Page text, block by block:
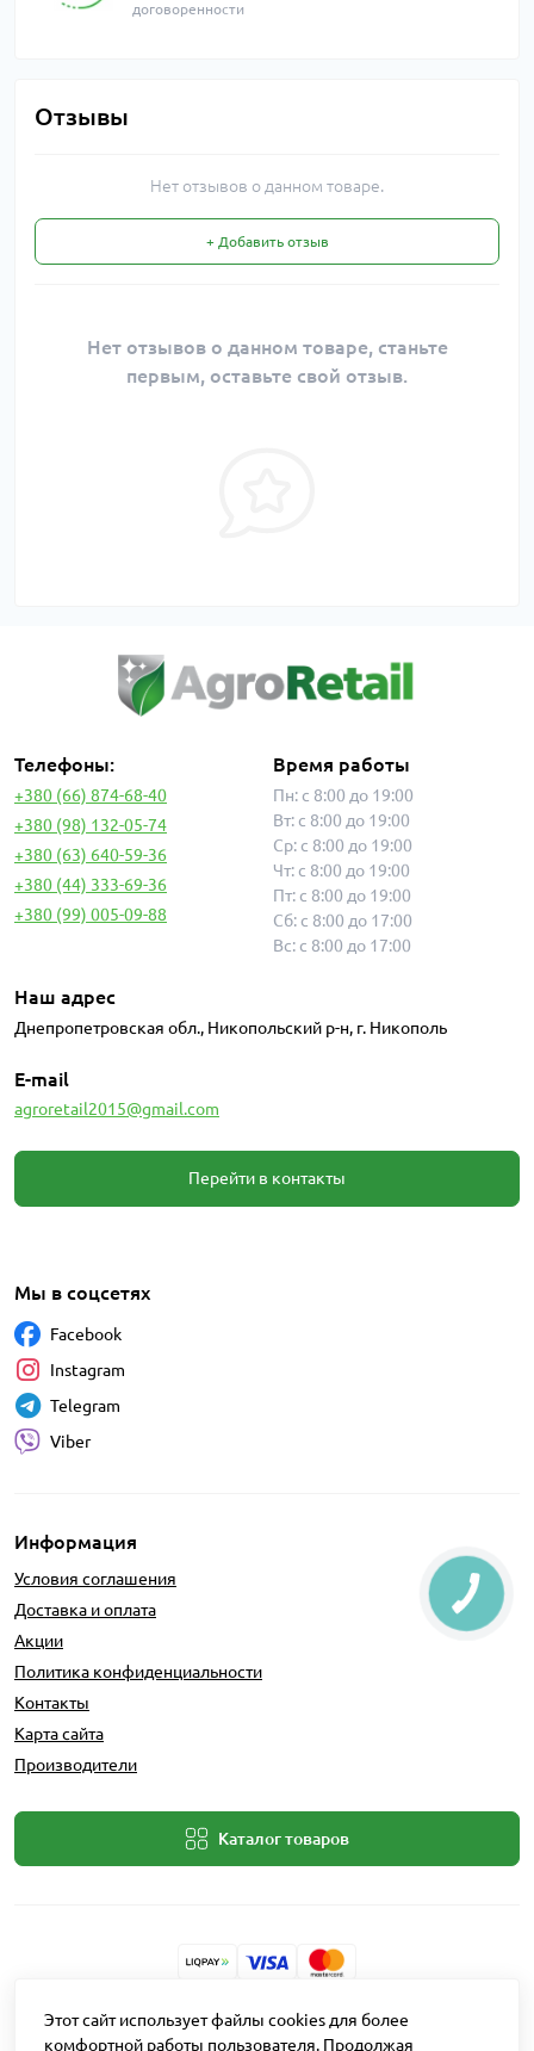
договоренности
Отзывы
Нет отзывов о данном товаре.
+ Добавить отзыв
Нет отзывов о данном товаре, станьте
первым, оставьте свой отзыв.
Телефоны:
+380 (66) 874-68-40
+380 (98) 132-05-74
+380 (63) 640-59-36
+380 (44) 333-69-36
+380 (99) 005-09-88
Время работы
Пн: с 8:00 до 19:00
Вт: с 8:00 до 19:00
Ср: с 8:00 до 19:00
Чт: с 8:00 до 19:00
Пт: с 8:00 до 19:00
Сб: с 8:00 до 17:00
Вс: с 8:00 до 17:00
Наш адрес
Днепропетровская обл., Никопольский р-н, г. Никополь
E-mail
agroretail2015@gmail.com
Перейти в контакты
Информация
Условия соглашения
Доставка и оплата
Акции
Политика конфиденциальности
Контакты
Карта сайта
Производители
Каталог товаров
Мы в соцсетях
Facebook
Instagram
Telegram
Viber
Разработчик: Intent Solutions
Этот сайт использует файлы cookies для более
комфортной работы пользователя. Продолжая